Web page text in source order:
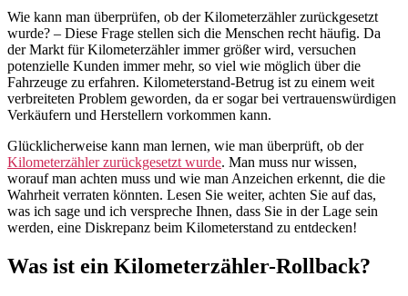
Wie kann man überprüfen, ob der Kilometerzähler zurückgesetzt
wurde? – Diese Frage stellen sich die Menschen recht häufig. Da
der Markt für Kilometerzähler immer größer wird, versuchen
potenzielle Kunden immer mehr, so viel wie möglich über die
Fahrzeuge zu erfahren. Kilometerstand-Betrug ist zu einem weit
verbreiteten Problem geworden, da er sogar bei vertrauenswürdigen
Verkäufern und Herstellern vorkommen kann.
Glücklicherweise kann man lernen, wie man überprüft, ob der
Kilometerzähler zurückgesetzt wurde. Man muss nur wissen,
worauf man achten muss und wie man Anzeichen erkennt, die die
Wahrheit verraten könnten. Lesen Sie weiter, achten Sie auf das,
was ich sage und ich verspreche Ihnen, dass Sie in der Lage sein
werden, eine Diskrepanz beim Kilometerstand zu entdecken!
Was ist ein Kilometerzähler-Rollback?